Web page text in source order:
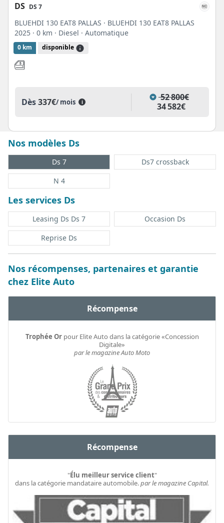
DS DS 7
BLUEHDI 130 EAT8 PALLAS · BLUEHDI 130 EAT8 PALLAS
2025 · 0 km · Diesel · Automatique
0 km disponible
Dès337€/ mois i
52 800€
34 582€
Nos modèles Ds
Ds 7
Ds7 crossback
N 4
Les services Ds
Leasing Ds Ds 7
Occasion Ds
Reprise Ds
Nos récompenses, partenaires et garantie
chez Elite Auto
Récompense
Trophée Orpour Elite Auto dans la catégorie «Concession
Digitale»
par le magazine Auto Moto
Récompense
"Élu meilleur service client"
dans la catégorie mandataire automobile.par le magazine Capital.